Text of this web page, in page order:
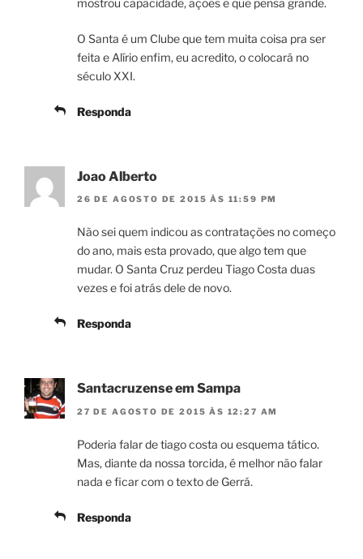
mostrou capacidade, ações e que pensa grande.
O Santa é um Clube que tem muita coisa pra ser
feita e Alírio enfim, eu acredito, o colocará no
século XXI.
Responda
Joao Alberto
26 DE AGOSTO DE 2015 ÀS 11:59 PM
Não sei quem indicou as contratações no começo
do ano, mais esta provado, que algo tem que
mudar. O Santa Cruz perdeu Tiago Costa duas
vezes e foi atrás dele de novo.
Responda
Santacruzense em Sampa
27 DE AGOSTO DE 2015 ÀS 12:27 AM
Poderia falar de tiago costa ou esquema tático.
Mas, diante da nossa torcida, é melhor não falar
nada e ficar com o texto de Gerrá.
Responda